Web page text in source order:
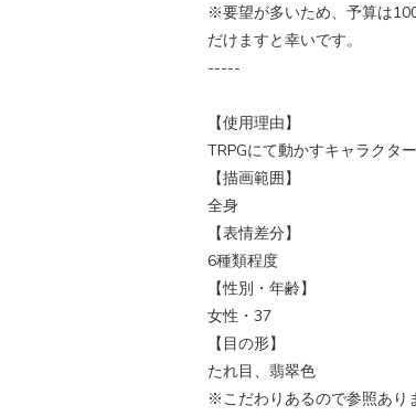
※要望が多いため、予算は
だけますと幸いです。
-----
【使用理由】
TRPGにて動かすキャラクター
【描画範囲】
全身
【表情差分】
6種類程度
【性別・年齢】
女性・37
【目の形】
たれ目、翡翠色
※こだわりあるので参照あり